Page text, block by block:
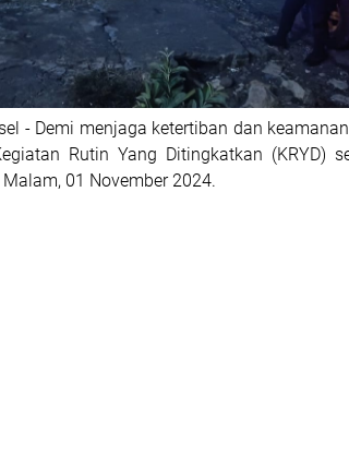
- Demi menjaga ketertiban dan
Rutin Yang Ditingkatkan (KRYD)
01 November 2024.